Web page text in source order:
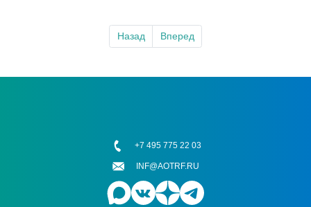
Назад Вперед
+7 495 775 22 03
INF@AOTRF.RU